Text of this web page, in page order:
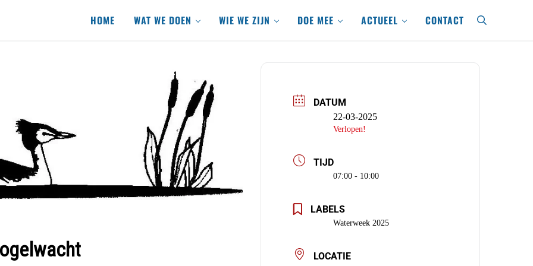
HOME WAT WE DOEN WIE WE ZIJN DOE MEE ACTUEEL CONTACT search
DATUM
22-03-2025
Verlopen!
TIJD
07:00 - 10:00
LABELS
Waterweek 2025
LOCATIE